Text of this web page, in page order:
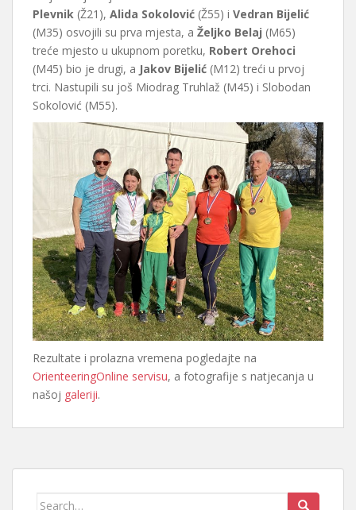
Plevnik (Ž21), Alida Sokolović (Ž55) i Vedran Bijelić
(M35) osvojili su prva mjesta, a Željko Belaj (M65)
treće mjesto u ukupnom poretku, Robert Orehoci
(M45) bio je drugi, a Jakov Bijelić (M12) treći u prvoj
trci. Nastupili su još Miodrag Truhlaž (M45) i Slobodan
Sokolović (M55).
Rezultate i prolazna vremena pogledajte na
OrienteeringOnline servisu, a fotografije s natjecanja u
našoj galeriji.
Search